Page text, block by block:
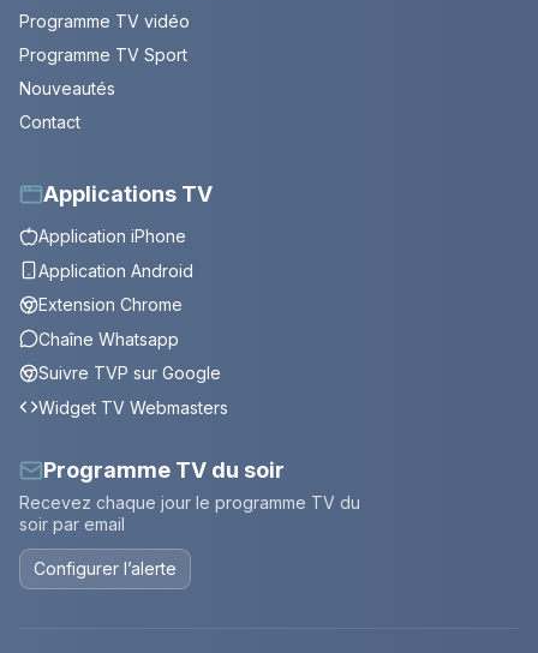
Programme TV vidéo
Programme TV Sport
Nouveautés
Contact
Applications TV
Application iPhone
Application Android
Extension Chrome
Chaîne Whatsapp
Suivre TVP sur Google
Widget TV Webmasters
Programme TV du soir
Recevez chaque jour le programme TV du
soir par email
Configurer l’alerte